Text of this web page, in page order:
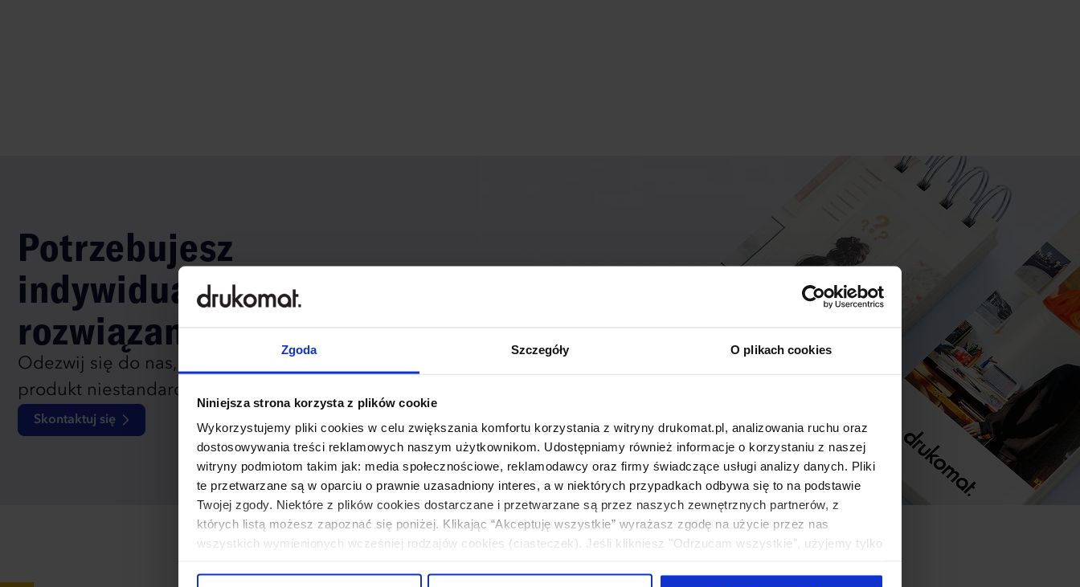
Zgoda Szczegóły O plikach cookies
Niniejsza strona korzysta z plików cookie
Wykorzystujemy pliki cookies w celu zwiększania komfortu korzystania z witryny drukomat.pl, analizowania ruchu oraz
dostosowywania treści reklamowych naszym użytkownikom. Udostępniamy również informacje o korzystaniu z naszej
witryny podmiotom takim jak: media społecznościowe, reklamodawcy oraz firmy świadczące usługi analizy danych. Pliki
te przetwarzane są w oparciu o prawnie uzasadniony interes, a w niektórych przypadkach odbywa się to na podstawie
Twojej zgody. Niektóre z plików cookies dostarczane i przetwarzane są przez naszych zewnętrznych partnerów, z
których listą możesz zapoznać się poniżej. Klikając “Akceptuję wszystkie” wyrażasz zgodę na użycie przez nas
wszystkich wymienionych wcześniej rodzajów cookies (ciasteczek). Jeśli klikniesz "Odrzucam wszystkie", użyjemy tylko
Potrzebujesz
indywidualnego
rozwiązania?
Odezwij się do nas, aby omówić
produkt niestandardowy.
Skontaktuj się